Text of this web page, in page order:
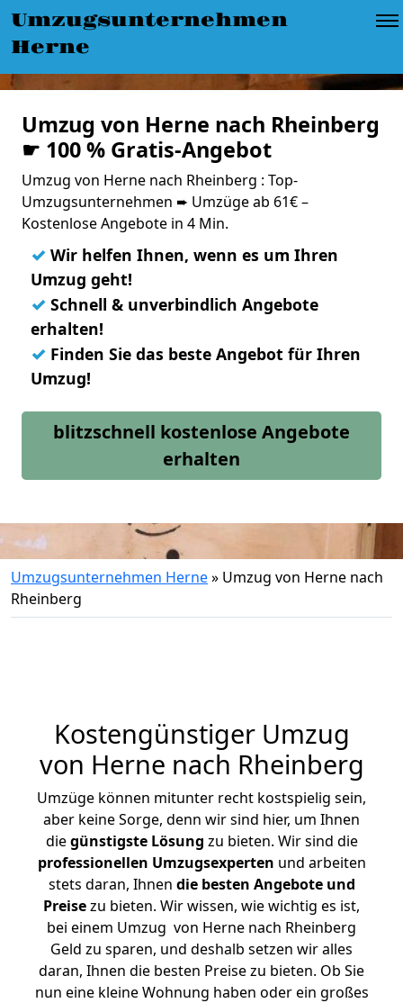
Umzugsunternehmen
Herne
Umzug von Herne nach Rheinberg
☛ 100 % Gratis-Angebot
Umzug von Herne nach Rheinberg : Top-
Umzugsunternehmen ➨ Umzüge ab 61€ –
Kostenlose Angebote in 4 Min.
✓ Wir helfen Ihnen, wenn es um Ihren
Umzug geht!
✓ Schnell & unverbindlich Angebote
erhalten!
✓ Finden Sie das beste Angebot für Ihren
Umzug!
blitzschnell kostenlose Angebote
erhalten
Umzugsunternehmen Herne» Umzug von Herne nach
Rheinberg
Kostengünstiger Umzug
von Herne nach Rheinberg
Umzüge können mitunter recht kostspielig sein,
aber keine Sorge, denn wir sind hier, um Ihnen
diegünstigste Lösung zu bieten. Wir sind die
professionellen Umzugsexperten und arbeiten
stets daran, Ihnen die besten Angebote und
Preisezu bieten. Wir wissen, wie wichtig es ist,
bei einem Umzug von Herne nach Rheinberg
Geld zu sparen, und deshalb setzen wir alles
daran, Ihnen die besten Preise zu bieten. Ob Sie
nun eine kleine Wohnung haben oder ein großes